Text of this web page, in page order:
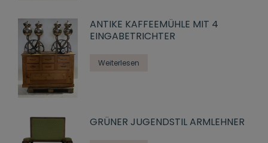
ANTIKE KAFFEEMÜHLE MIT 4
EINGABETRICHTER
Weiterlesen
GRÜNER JUGENDSTIL ARMLEHNER